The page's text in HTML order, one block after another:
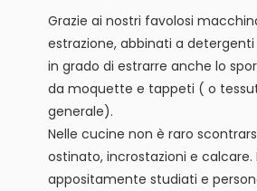
Grazie ai nostri favolosi
estrazione, abbinati a
in grado di estrarre anche lo
da moquette e tappeti ( o
generale).
Nelle cucine non è raro
ostinato, incrostazioni e calcare.
appositamente studiati e